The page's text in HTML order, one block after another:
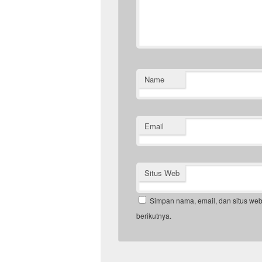
Name
Email
Situs Web
Simpan nama, email, dan situs
berikutnya.